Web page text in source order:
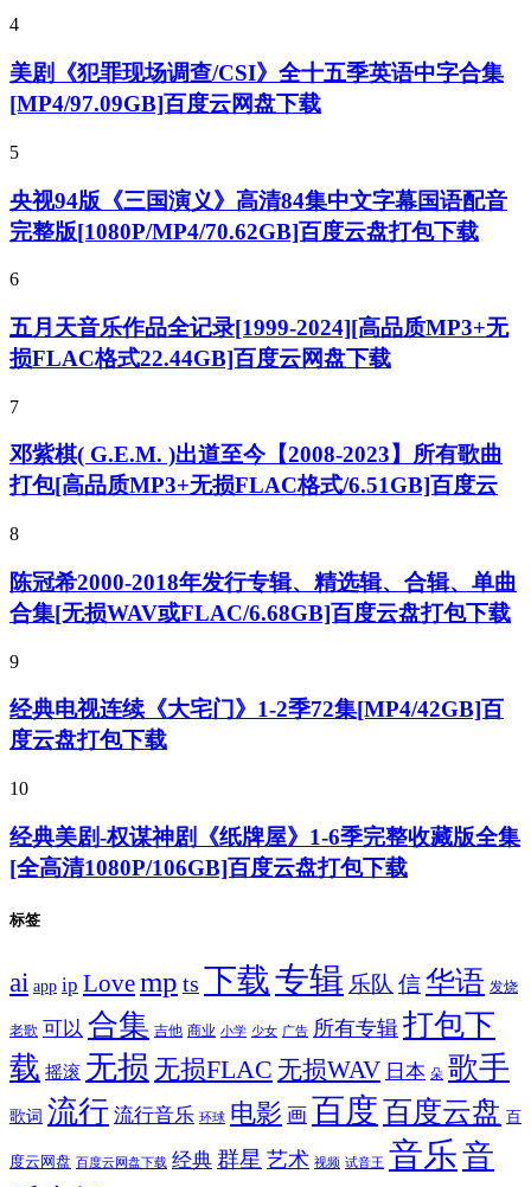
4
美剧《犯罪现场调查/CSI》全十五季英语中字合集
[MP4/97.09GB]百度云网盘下载
5
央视94版《三国演义》高清84集中文字幕国语配音
完整版[1080P/MP4/70.62GB]百度云盘打包下载
6
五月天音乐作品全记录[1999-2024][高品质MP3+无
损FLAC格式22.44GB]百度云网盘下载
7
邓紫棋( G.E.M. )出道至今【2008-2023】所有歌曲
打包[高品质MP3+无损FLAC格式/6.51GB]百度云
8
陈冠希2000-2018年发行专辑、精选辑、合辑、单曲
合集[无损WAV或FLAC/6.68GB]百度云盘打包下载
9
经典电视连续《大宅门》1-2季72集[MP4/42GB]百
度云盘打包下载
10
经典美剧-权谋神剧《纸牌屋》1-6季完整收藏版全集
[全高清1080P/106GB]百度云盘打包下载
标签
ai app ip Lovemp ts 下载专辑 乐队 信华语 发烧
老歌 可以 合集 吉他 商业 小学 少女 广告 所有专辑 打包下
载 摇滚 无损 无损FLAC 无损WAV 日本 朵 歌手
歌词 流行 流行音乐 环球 电影 画 百度百度云盘 百
度云网盘 百度云网盘下载 经典 群星 艺术 视频 试音王 音乐音